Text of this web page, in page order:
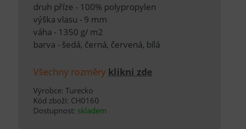
druh příze - 100% polypropylen
výška vlasu - 9 mm
váha - 1350 g/ m2
barva - šedá, černá, červená, bílá
Všechny rozměry klikni zde
Výrobce: Turecko
Kód zboží: CH0160
Dostupnost: skladem